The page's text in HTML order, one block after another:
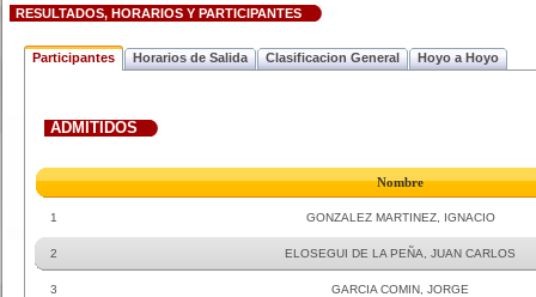
RESULTADOS, HORARIOS Y PARTICIPANTES
Participantes Horarios de Salida Clasificacion General Hoyo a Hoyo
ADMITIDOS
Nombre
1 GONZALEZ MARTINEZ, IGNACIO
2 ELOSEGUI DE LA PEÑA, JUAN CARLOS
3 GARCIA COMIN, JORGE